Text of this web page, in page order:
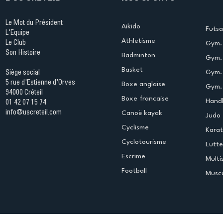
Le Mot du Président
L'Equipe
Le Club
Son Histoire
Siège social
5 rue d'Estienne d'Orves
94000 Créteil
01 42 07 15 74
info@uscreteil.com
Aikido
Athletisme
Badminton
Basket
Boxe anglaise
Boxe francaise
Canoë kayak
Cyclisme
Cyclotourisme
Escrime
Football
Judo
Lutte